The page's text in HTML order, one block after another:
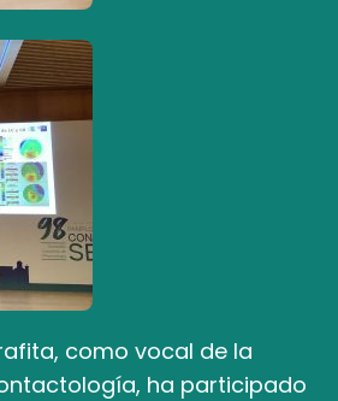
como vocal de la
ha participado